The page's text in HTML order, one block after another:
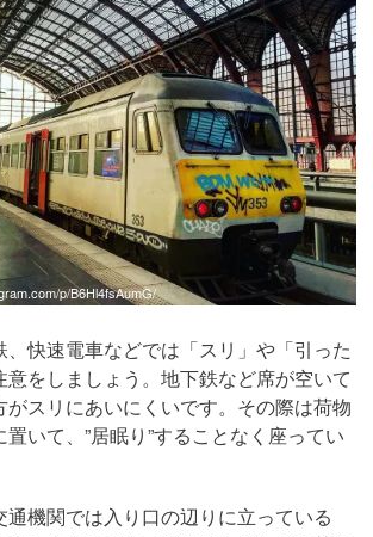
p/B6Hl4fsAumG/
快速電車などでは「スリ」や「引った
意をしましょう。地下鉄など席が空いて
がスリにあいにくいです。その際は荷物
いて、”居眠り”することなく座ってい
機関では入り口の辺りに立っている